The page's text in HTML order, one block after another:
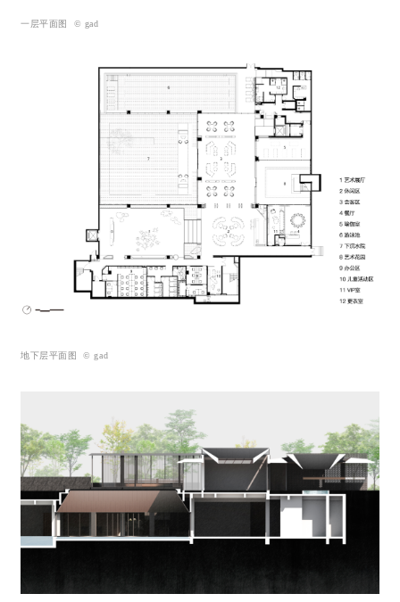
一层平面图 © gad
地下层平面图 © gad